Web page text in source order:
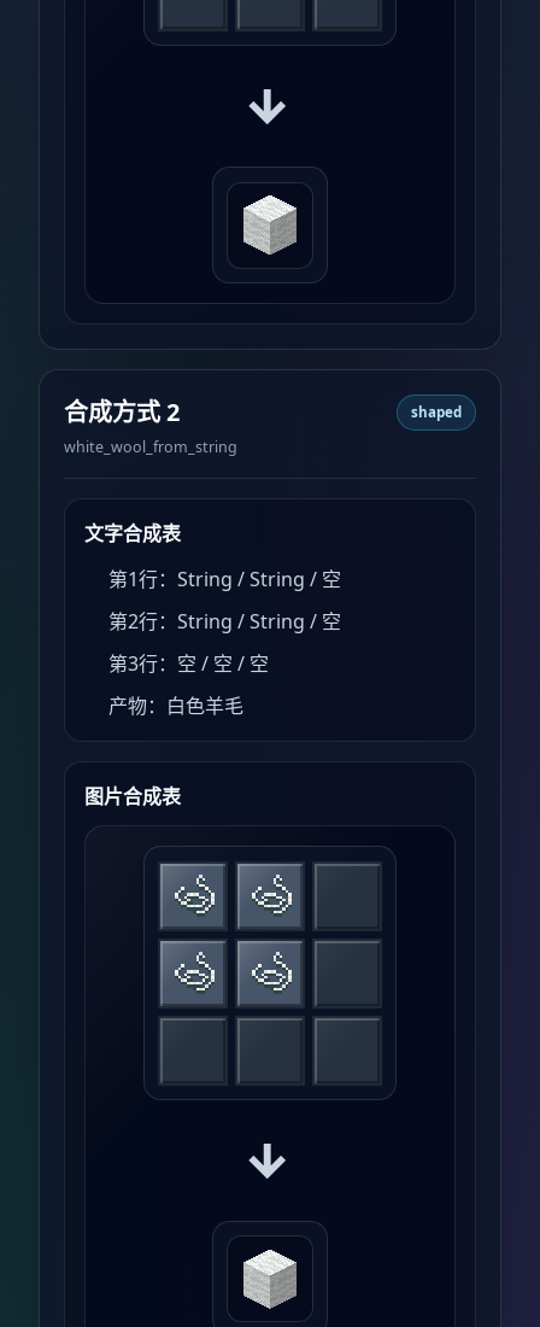
→
合成方式 2
white_wool_from_string
shaped
文字合成表
第1行：String / String / 空
第2行：String / String / 空
第3行：空 / 空 / 空
产物：白色羊毛
图片合成表
→